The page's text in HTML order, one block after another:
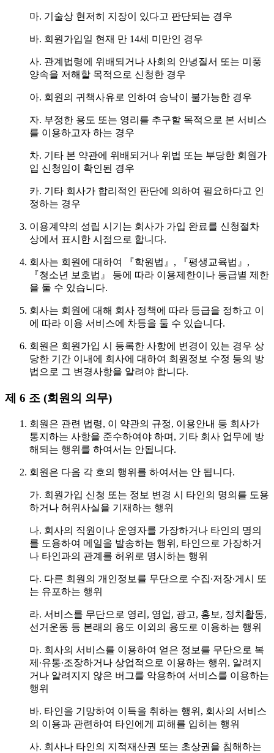
마. 기술상 현저히 지장이 있다고 판단되는 경우
바. 회원가입일 현재 만 14세 미만인 경우
사. 관계법령에 위배되거나 사회의 안녕질서 또는 미풍
양속을 저해할 목적으로 신청한 경우
아. 회원의 귀책사유로 인하여 승낙이 불가능한 경우
자. 부정한 용도 또는 영리를 추구할 목적으로 본 서비스
를 이용하고자 하는 경우
차. 기타 본 약관에 위배되거나 위법 또는 부당한 회원가
입 신청임이 확인된 경우
카. 기타 회사가 합리적인 판단에 의하여 필요하다고 인
정하는 경우
이용계약의 성립 시기는 회사가 가입 완료를 신청절차
상에서 표시한 시점으로 합니다.
회사는 회원에 대하여 『학원법』, 『평생교육법』,
『청소년 보호법』 등에 따라 이용제한이나 등급별 제한
을 둘 수 있습니다.
회사는 회원에 대해 회사 정책에 따라 등급을 정하고 이
에 따라 이용 서비스에 차등을 둘 수 있습니다.
회원은 회원가입 시 등록한 사항에 변경이 있는 경우 상
당한 기간 이내에 회사에 대하여 회원정보 수정 등의 방
법으로 그 변경사항을 알려야 합니다.
제 6 조 (회원의 의무)
회원은 관련 법령, 이 약관의 규정, 이용안내 등 회사가
통지하는 사항을 준수하여야 하며, 기타 회사 업무에 방
해되는 행위를 하여서는 안됩니다.
회원은 다음 각 호의 행위를 하여서는 안 됩니다.
가. 회원가입 신청 또는 정보 변경 시 타인의 명의를 도용
하거나 허위사실을 기재하는 행위
나. 회사의 직원이나 운영자를 가장하거나 타인의 명의
를 도용하여 메일을 발송하는 행위, 타인으로 가장하거
나 타인과의 관계를 허위로 명시하는 행위
다. 다른 회원의 개인정보를 무단으로 수집∙저장∙게시 또
는 유포하는 행위
라. 서비스를 무단으로 영리, 영업, 광고, 홍보, 정치활동,
선거운동 등 본래의 용도 이외의 용도로 이용하는 행위
마. 회사의 서비스를 이용하여 얻은 정보를 무단으로 복
제∙유통∙조장하거나 상업적으로 이용하는 행위, 알려지
거나 알려지지 않은 버그를 악용하여 서비스를 이용하는
행위
바. 타인을 기망하여 이득을 취하는 행위, 회사의 서비스
의 이용과 관련하여 타인에게 피해를 입히는 행위
사. 회사나 타인의 지적재산권 또는 초상권을 침해하는